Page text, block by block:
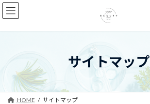
コ
ン
ン
プ
ナ
ビ
ー
動
サイトマップ
HOME サイトマップ